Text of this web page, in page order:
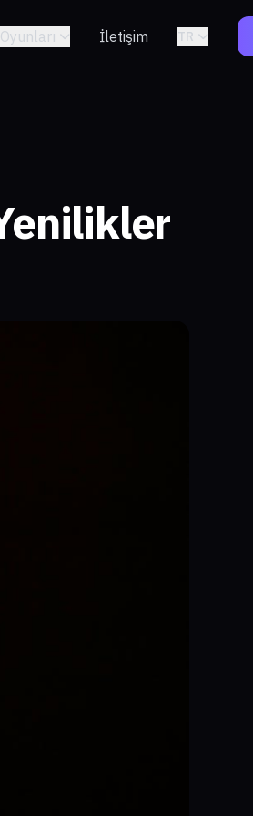
İletişim TR